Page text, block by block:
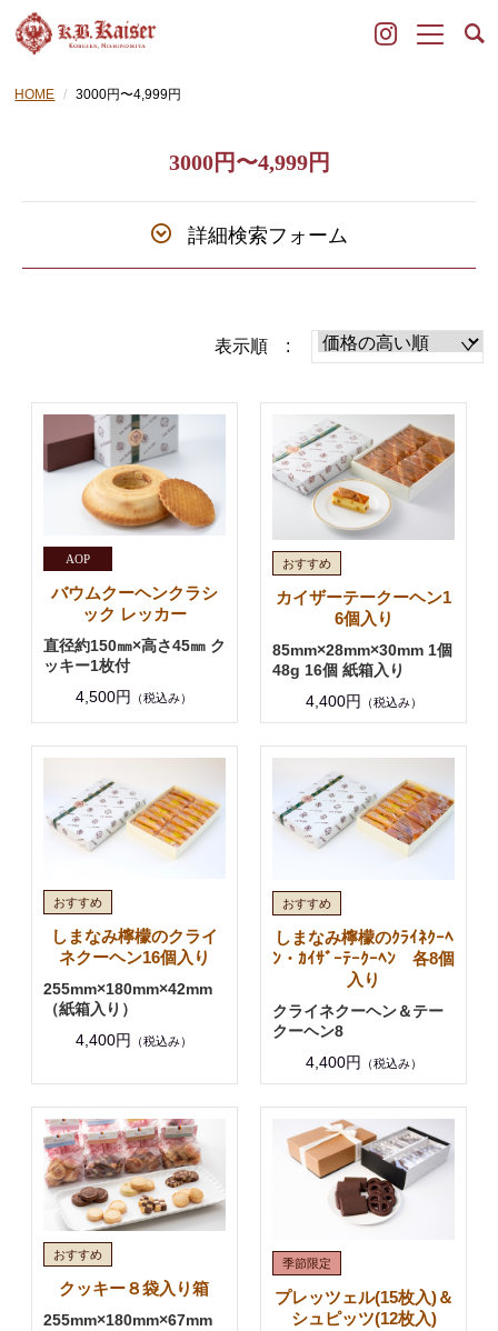
HOME 3000円〜4,999円
3000円〜4,999円
詳細検索フォーム
表示順 :
バウムクーヘンクラシ
ック レッカー
直径約150㎜×高さ45㎜ ク
ッキー1枚付
4,500円
（税込み）
カイザーテークーヘン1
6個入り
85mm×28mm×30mm 1個
48g 16個 紙箱入り
4,400円
（税込み）
しまなみ檸檬のクライ
ネクーヘン16個入り
255mm×180mm×42mm
（紙箱入り）
4,400円
（税込み）
しまなみ檸檬のｸﾗｲﾈｸｰﾍ
ﾝ・ｶｲｻﾞｰﾃｰｸｰﾍﾝ 各8個
入り
クライネクーヘン＆テー
クーヘン8
4,400円
（税込み）
クッキー８袋入り箱
255mm×180mm×67mm
プレッツェル(15枚入)＆
シュピッツ(12枚入)